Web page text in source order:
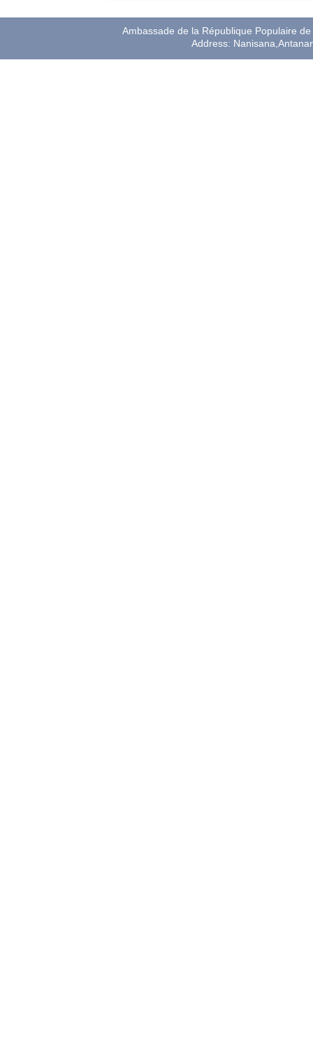
Ambassade de la République Populaire
Address: